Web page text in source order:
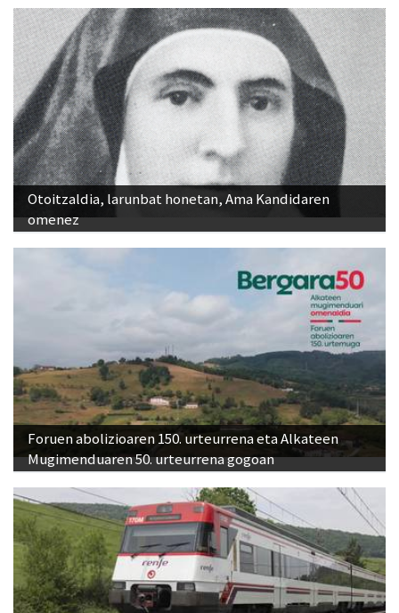
Otoitzaldia, larunbat honetan, Ama Kandidaren
omenez
Foruen abolizioaren 150. urteurrena eta Alkateen
Mugimenduaren 50. urteurrena gogoan